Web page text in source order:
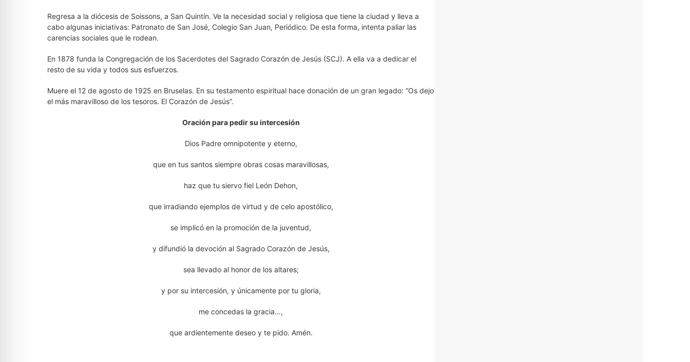
Regresa a la diócesis de Soissons, a San Quintín. Ve la necesidad social y religiosa que tiene la ciudad y lleva a
cabo algunas iniciativas: Patronato de San José, Colegio San Juan, Periódico. De esta forma, intenta paliar las
carencias sociales que le rodean.
En 1878 funda la Congregación de los Sacerdotes del Sagrado Corazón de Jesús (SCJ). A ella va a dedicar el
resto de su vida y todos sus esfuerzos.
Muere el 12 de agosto de 1925 en Bruselas. En su testamento espiritual hace donación de un gran legado: “Os dejo
el más maravilloso de los tesoros. El Corazón de Jesús”.
Oración para pedir su intercesión
Dios Padre omnipotente y eterno,
que en tus santos siempre obras cosas maravillosas,
haz que tu siervo fiel León Dehon,
que irradiando ejemplos de virtud y de celo apostólico,
se implicó en la promoción de la juventud,
y difundió la devoción al Sagrado Corazón de Jesús,
sea llevado al honor de los altares;
y por su intercesión, y únicamente por tu gloria,
me concedas la gracia…,
que ardientemente deseo y te pido. Amén.